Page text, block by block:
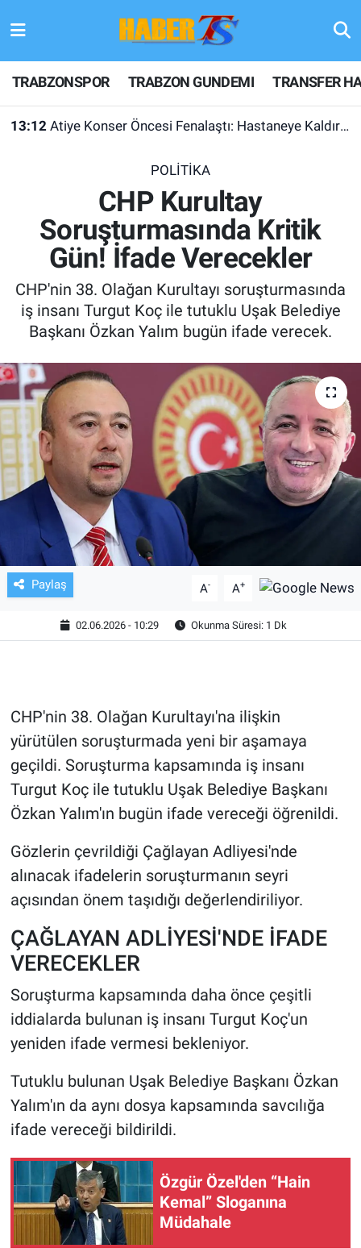
TRABZONSPOR TRABZON GUNDEMI TRANSFER
13:12 Atiye Konser Öncesi Fenalaştı: Hastaneye Kaldırıldı
POLİTİKA
CHP Kurultay
Soruşturmasında Kritik
Gün! İfade Verecekler
CHP'nin 38. Olağan Kurultayı soruşturmasında
iş insanı Turgut Koç ile tutuklu Uşak Belediye
Başkanı Özkan Yalım bugün ifade verecek.
Paylaş A- A+
02.06.2026 - 10:29 Okunma Süresi: 1 Dk
CHP'nin 38. Olağan Kurultayı'na ilişkin
yürütülen soruşturmada yeni bir aşamaya
geçildi. Soruşturma kapsamında iş insanı
Turgut Koç ile tutuklu Uşak Belediye Başkanı
Özkan Yalım'ın bugün ifade vereceği öğrenildi.
Gözlerin çevrildiği Çağlayan Adliyesi'nde
alınacak ifadelerin soruşturmanın seyri
açısından önem taşıdığı değerlendiriliyor.
ÇAĞLAYAN ADLİYESİ'NDE İFADE
VERECEKLER
Soruşturma kapsamında daha önce çeşitli
iddialarda bulunan iş insanı Turgut Koç'un
yeniden ifade vermesi bekleniyor.
Tutuklu bulunan Uşak Belediye Başkanı Özkan
Yalım'ın da aynı dosya kapsamında savcılığa
ifade vereceği bildirildi.
Özgür Özel'den “Hain
Kemal” Sloganına
Müdahale
TRABZONSPOR
TRABZON GUNDEMI
KULİS MEYDANI
1461 TRABZON
FUTBOL
TV VE SİNEMA
BASKETBOL
SAĞLIK
GENEL
KÜLTÜR SANAT
ASAYİŞ
EKONOMİ
ÇEVRE
HABERDE İNSAN
POLİTİKA
SPOR
MAGAZİN
Bilim, Teknoloji
Hava Durumu
Trafik Durumu
Son Dakika Haberleri
Haber Arşivi